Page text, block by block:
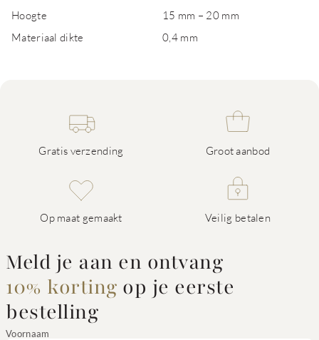
Hoogte
15 mm – 20 mm
Materiaal dikte
0,4 mm
Gratis verzending Groot aanbod
Op maat gemaakt Veilig betalen
Meld je aan en ontvang
10% korting op je eerste
bestelling
Voornaam